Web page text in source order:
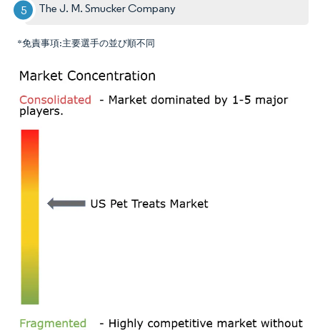
The J. M. Smucker Company
*免責事項:主要選手の並び順不同